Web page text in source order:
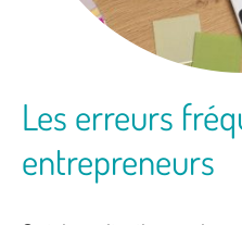
Les erreurs
entrepreneurs